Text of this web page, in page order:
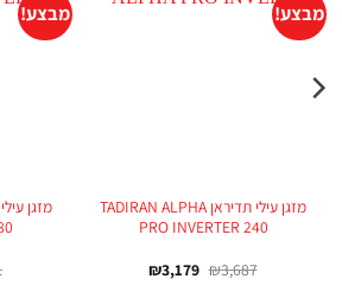
מבצע!
מזגן עילי תדיראן TADIRAN ALPHA
PRO INVERTER 240
₪3,687
₪3,179
מבצע!